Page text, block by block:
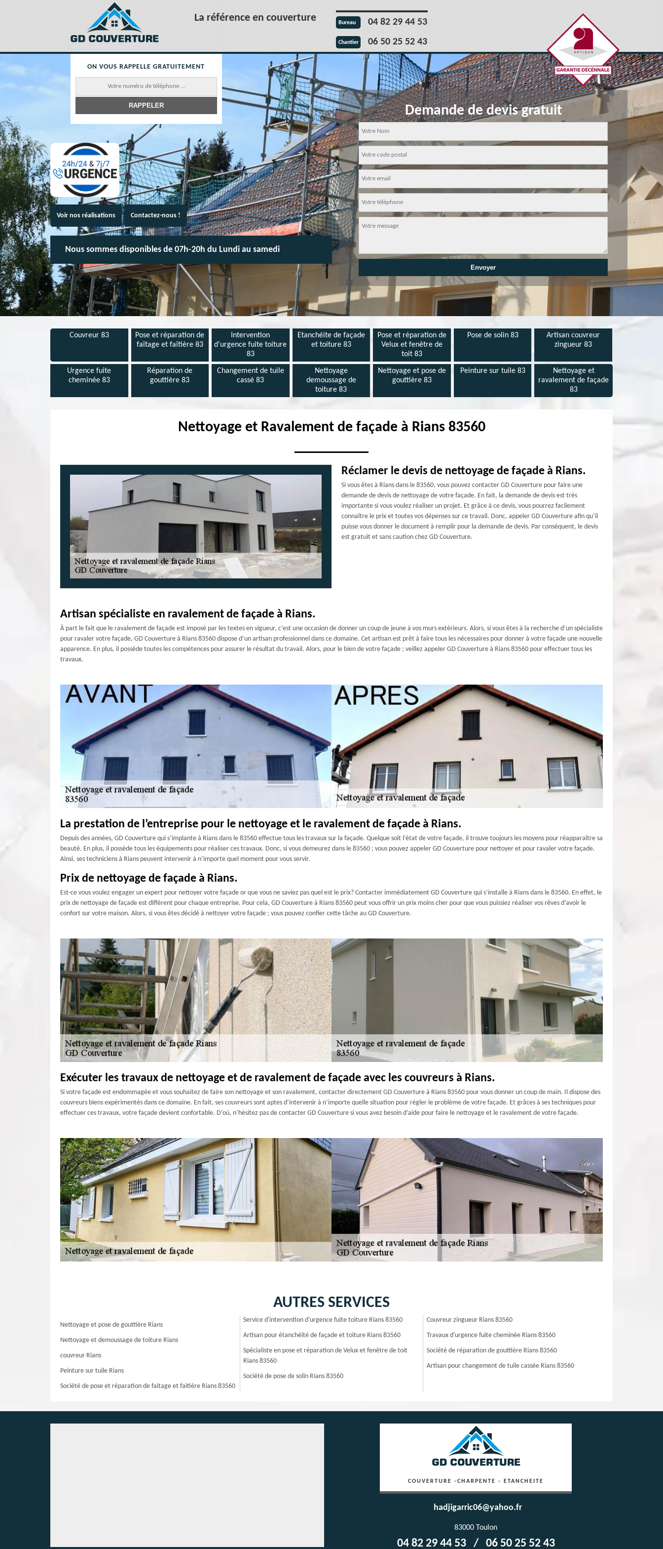
La référence en couverture Bureau 04 82 29 44 53
Chantier 06 50 25 52 43
Voir nos réalisations Contactez-nous !
Nous sommes disponibles de 07h-20h du Lundi au samedi
Demande de devis gratuit
ON VOUS RAPPELLE GRATUITEMENT
Couvreur 83
Pose et réparation de
faîtage et faîtière 83
Intervention
d'urgence fuite toiture
83
Etanchéite de façade
et toiture 83
Pose et réparation de
Velux et fenêtre de
toit 83
Pose de solin 83
Artisan couvreur
zingueur 83
Urgence fuite
cheminée 83
Réparation de
gouttière 83
Changement de tuile
cassé 83
Nettoyage
demoussage de
toiture 83
Nettoyage et pose de
gouttière 83
Peinture sur tuile 83
Nettoyage et
ravalement de façade
83
Nettoyage et Ravalement de façade à Rians 83560
Réclamer le devis de nettoyage de façade à Rians.
Si vous êtes à Rians dans le 83560, vous pouvez contacter GD Couverture pour faire une
demande de devis de nettoyage de votre façade. En fait, la demande de devis est très
importante si vous voulez réaliser un projet. Et grâce à ce devis, vous pourrez facilement
connaître le prix et toutes vos dépenses sur ce travail. Donc, appeler GD Couverture afin qu’il
puisse vous donner le document à remplir pour la demande de devis. Par conséquent, le devis
est gratuit et sans caution chez GD Couverture.
Artisan spécialiste en ravalement de façade à Rians.
À part le fait que le ravalement de façade est imposé par les textes en vigueur, c’est une occasion de donner un coup de jeune à vos murs extérieurs. Alors, si vous êtes à la recherche d’un spécialiste
pour ravaler votre façade, GD Couverture à Rians 83560 dispose d’un artisan professionnel dans ce domaine. Cet artisan est prêt à faire tous les nécessaires pour donner à votre façade une nouvelle
apparence. En plus, il possède toutes les compétences pour assurer le résultat du travail. Alors, pour le bien de votre façade ; veillez appeler GD Couverture à Rians 83560 pour effectuer tous les
travaux.
La prestation de l’entreprise pour le nettoyage et le ravalement de façade à Rians.
Depuis des années, GD Couverture qui s’implante à Rians dans le 83560 effectue tous les travaux sur la façade. Quelque soit l’état de votre façade, il trouve toujours les moyens pour réapparaître sa
beauté. En plus, il possède tous les équipements pour réaliser ces travaux. Donc, si vous demeurez dans le 83560 ; vous pouvez appeler GD Couverture pour nettoyer et pour ravaler votre façade.
Ainsi, ses techniciens à Rians peuvent intervenir à n’importe quel moment pour vous servir.
Prix de nettoyage de façade à Rians.
Est-ce vous voulez engager un expert pour nettoyer votre façade or que vous ne saviez pas quel est le prix? Contacter immédiatement GD Couverture qui s’installe à Rians dans le 83560. En effet, le
prix de nettoyage de façade est différent pour chaque entreprise. Pour cela, GD Couverture à Rians 83560 peut vous offrir un prix moins cher pour que vous puissiez réaliser vos rêves d’avoir le
confort sur votre maison. Alors, si vous êtes décidé à nettoyer votre façade ; vous pouvez confier cette tâche au GD Couverture.
Exécuter les travaux de nettoyage et de ravalement de façade avec les couvreurs à Rians.
Si votre façade est endommagée et vous souhaitez de faire son nettoyage et son ravalement, contacter directement GD Couverture à Rians 83560 pour vous donner un coup de main. Il dispose des
couvreurs biens expérimentés dans ce domaine. En fait, ses couvreurs sont aptes d’intervenir à n’importe quelle situation pour régler le problème de votre façade. Et grâces à ses techniques pour
effectuer ces travaux, votre façade devient confortable. D’où, n’hésitez pas de contacter GD Couverture si vous avez besoin d’aide pour faire le nettoyage et le ravalement de votre façade.
AUTRES SERVICES
Nettoyage et pose de gouttière Rians
Nettoyage et demoussage de toiture Rians
couvreur Rians
Peinture sur tuile Rians
Société de pose et réparation de faitage et faitière Rians 83560
Service d'intervention d'urgence fuite toiture Rians 83560
Artisan pour étanchéité de façade et toiture Rians 83560
Spécialiste en pose et réparation de Velux et fenêtre de toit
Rians 83560
Société de pose de solin Rians 83560
Couvreur zingueur Rians 83560
Travaux d'urgence fuite cheminée Rians 83560
Société de réparation de gouttière Rians 83560
Artisan pour changement de tuile cassée Rians 83560
COUVERTURE -CHARPENTE - ETANCHEITE
hadjigarric06@yahoo.fr
83000 Toulon
04 82 29 44 53 / 06 50 25 52 43